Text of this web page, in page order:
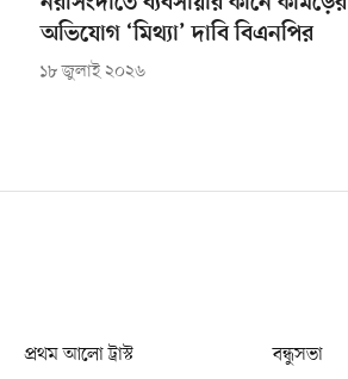
অভিযোগ ‘মিথ্যা’ দাবি বিএনপির
১৮ জুলাই ২০২৬
প্রথম আলো ট্রাস্ট বন্ধুসভা